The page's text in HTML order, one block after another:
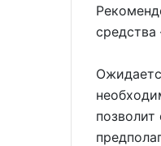
средства